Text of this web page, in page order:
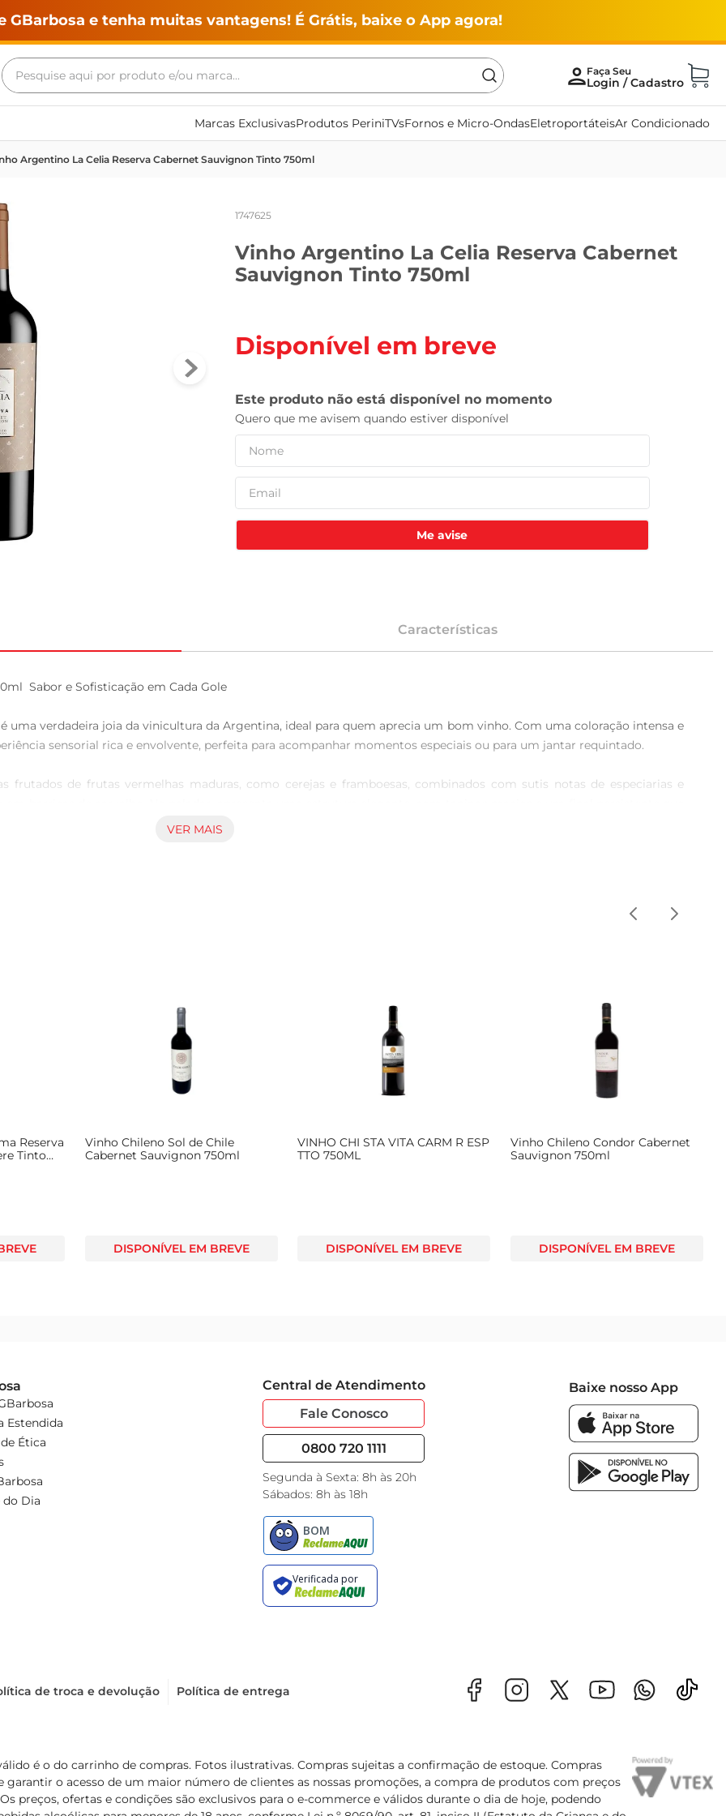
GBarbosa e tenha muitas vantagens! É Grátis, baixe o App agora!
Pesquise aqui por produto e/ou marca...
Marcas ExclusivasProdutos PeriniTVsFornos e Micro-OndasEletroportáteisAr Condicionado
Argentino La Celia Reserva Cabernet Sauvignon Tinto 750ml
1747625
Vinho Argentino La Celia Reserva Cabernet
Sauvignon Tinto 750ml
Disponível em breve
Me avise
Características
Sabor e Sofisticação em Cada Gole
uma verdadeira joia da vinicultura da Argentina, ideal para quem aprecia um bom vinho. Com uma coloração intensa e
sensorial rica e envolvente, perfeita para acompanhar momentos especiais ou para um jantar requintado.
frutados de frutas vermelhas maduras, como cerejas e framboesas, combinados com sutis notas de especiarias e
com uvas selecionadas da região de Mendoza, conhecida por suas condições climáticas ideais para a viticultura. Com
VER MAIS
Reserva
Tinto
Vinho Chileno Sol de Chile
Cabernet Sauvignon 750ml
DISPONÍVEL EM BREVE
VINHO CHI STA VITA CARM R ESP
TTO 750ML
DISPONÍVEL EM BREVE
Vinho Chileno Condor Cabernet
Sauvignon 750ml
DISPONÍVEL EM BREVE
Estendida
Ética
do Dia
Central de Atendimento
Fale Conosco
0800 720 1111
Segunda à Sexta: 8h às 20h
Sábados: 8h às 18h
Baixe nosso App
de troca e devolução Política de entrega
é o do carrinho de compras. Fotos ilustrativas. Compras sujeitas a confirmação de estoque. Compras
garantir o acesso de um maior número de clientes as nossas promoções, a compra de produtos com preços
preços, ofertas e condições são exclusivos para o e-commerce e válidos durante o dia de hoje, podendo
Termos mais buscados
maquina lavar
vinho
leite pó
tv